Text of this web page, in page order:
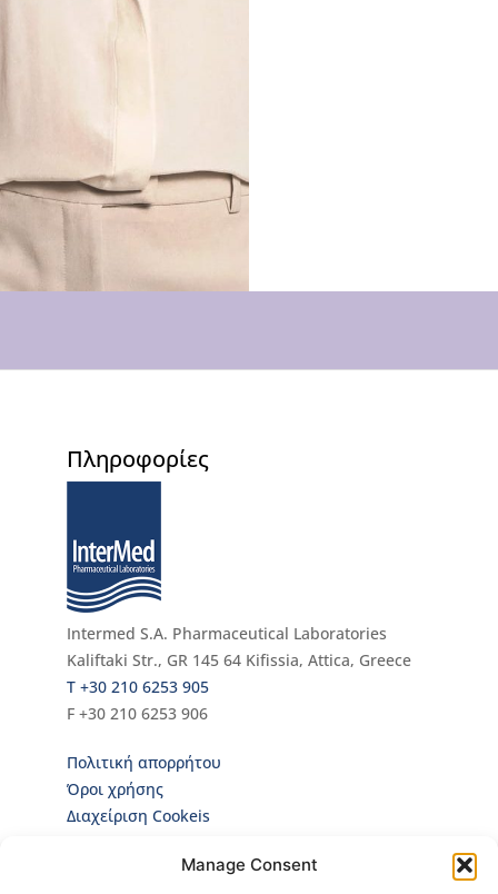
Manage Consent
Πληροφορίες
Intermed S.A. Pharmaceutical Laboratories
Kaliftaki Str., GR 145 64 Κifissia, Attica, Greece
Τ +30 210 6253 905
F +30 210 6253 906
Πολιτική απορρήτου
Όροι χρήσης
Διαχείριση Cookeis